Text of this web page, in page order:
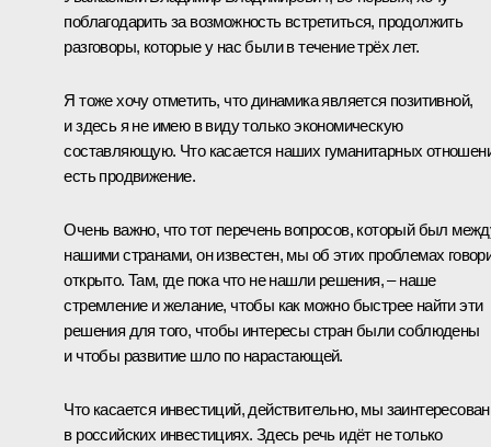
поблагодарить за возможность встретиться, продолжить
разговоры, которые у нас были в течение трёх лет.
Я тоже хочу отметить, что динамика является позитивной,
и здесь я не имею в виду только экономическую
составляющую. Что касается наших гуманитарных
есть продвижение.
Очень важно, что тот перечень вопросов, который был
нашими странами, он известен, мы об этих проблемах
открыто. Там, где пока что не нашли решения, – наше
стремление и желание, чтобы как можно быстрее найти эти
решения для того, чтобы интересы стран были соблюдены
и чтобы развитие шло по нарастающей.
Что касается инвестиций, действительно, мы
в российских инвестициях. Здесь речь идёт не только